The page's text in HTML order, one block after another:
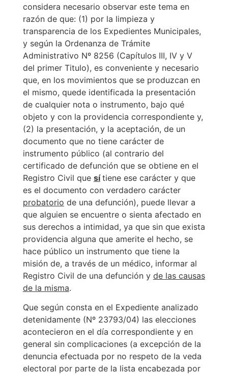
considera necesario observar este tema en
razón de que: (1) por la limpieza y
transparencia de los Expedientes Municipales,
y según la Ordenanza de Trámite
Administrativo Nº 8256 (Capítulos III, IV y V
del primer Titulo), es conveniente y necesario
que, en los movimientos que se produzcan en
el mismo, quede identificada la presentación
de cualquier nota o instrumento, bajo qué
objeto y con la providencia correspondiente y,
(2) la presentación, y la aceptación, de un
documento que no tiene carácter de
instrumento público (al contrario del
certificado de defunción que se obtiene en el
Registro Civil que sí tiene ese carácter y que
es el documento con verdadero carácter
probatorio de una defunción), puede llevar a
que alguien se encuentre o sienta afectado en
sus derechos a intimidad, ya que sin que exista
providencia alguna que amerite el hecho, se
hace público un instrumento que tiene la
misión de, a través de un médico, informar al
Registro Civil de una defunción y de las causas
de la misma.
Que según consta en el Expediente analizado
detenidamente (Nº 23793/04) las elecciones
acontecieron en el día correspondiente y en
general sin complicaciones (a excepción de la
denuncia efectuada por no respeto de la veda
electoral por parte de la lista encabezada por